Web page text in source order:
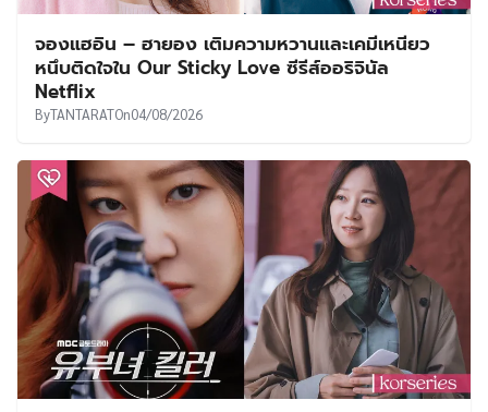
จองแฮอิน – ฮายอง เติมความหวานและเคมีเหนียว
หนึบติดใจใน Our Sticky Love ซีรีส์ออริจินัล
Netflix
ByTANTARATOn04/08/2026